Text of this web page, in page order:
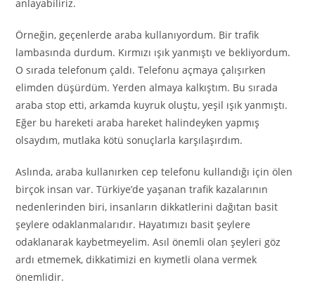
anlayabiliriz.
Örneğin, geçenlerde araba kullanıyordum. Bir trafik
lambasında durdum. Kırmızı ışık yanmıştı ve bekliyordum.
O sırada telefonum çaldı. Telefonu açmaya çalışırken
elimden düşürdüm. Yerden almaya kalkıştım. Bu sırada
araba stop etti, arkamda kuyruk oluştu, yeşil ışık yanmıştı.
Eğer bu hareketi araba hareket halindeyken yapmış
olsaydım, mutlaka kötü sonuçlarla karşılaşırdım.
Aslında, araba kullanırken cep telefonu kullandığı için ölen
birçok insan var. Türkiye’de yaşanan trafik kazalarının
nedenlerinden biri, insanların dikkatlerini dağıtan basit
şeylere odaklanmalarıdır. Hayatımızı basit şeylere
odaklanarak kaybetmeyelim. Asıl önemli olan şeyleri göz
ardı etmemek, dikkatimizi en kıymetli olana vermek
önemlidir.